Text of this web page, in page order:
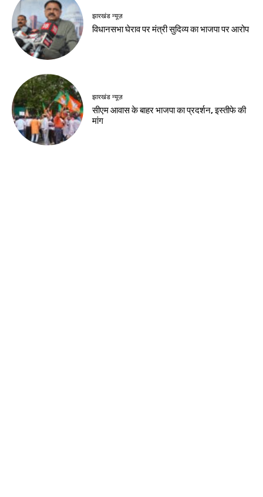
झारखंड न्यूज़
विधानसभा घेराव पर मंत्री सुदिव्य का भाजपा पर आरोप
झारखंड न्यूज़
सीएम आवास के बाहर भाजपा का प्रदर्शन, इस्तीफे की
मांग